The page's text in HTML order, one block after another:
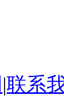
|联系